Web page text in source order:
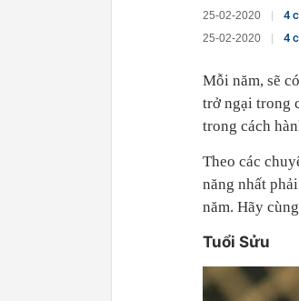
25-02-2020 4
25-02-2020 4
Mỗi năm, sẽ
trở ngại trong
trong cách
Theo các
năng nhất
năm. Hãy
Tuổi Sửu